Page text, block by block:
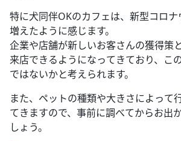
特に犬同伴OKのカフェは、新型コロ
増えたように感じます。
企業や店舗が新しいお客さんの獲得策
来店できるようになってきており、こ
ではないかと考えられます。
また、ペットの種類や大きさによって
てきますので、事前に調べてからお出
しょう。